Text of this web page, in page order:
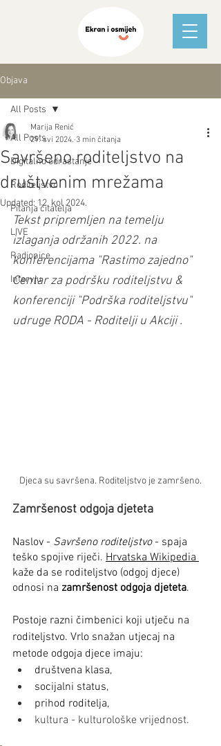
Objava
All Posts
Digitalno odrastanje
Roditeljstvo
Pitanja čitatelja
LIVE
Radionice
Intervju
All Posts
Savršeno roditeljstvo na
društvenim mrežama
Marija Renić
29. svi 2024. 3 min čitanja
Updated: 12. kol 2024.
Tekst pripremljen na temelju
izlaganja održanih 2022. na
konferencijama "Rastimo zajedno"
Centar za podršku roditeljstvu &
konferenciji "Podrška roditeljstvu"
udruge RODA - Roditelji u Akciji .
Djeca su savršena. Roditeljstvo je zamršeno.
Zamršenost odgoja djeteta
Naslov - Savršeno roditeljstvo - spaja
teško spojive riječi. Hrvatska Wikipedia
kaže da se roditeljstvo (odgoj djece)
odnosi na zamršenost odgoja djeteta.
Postoje razni čimbenici koji utječu na
roditeljstvo. Vrlo snažan utjecaj na
metode odgoja djece imaju:
društvena klasa,
socijalni status,
prihod roditelja,
kultura - kulturološke vrijednost.